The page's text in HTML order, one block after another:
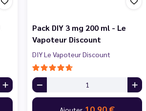
Pack DIY 3 mg 200 ml - Le
Vapoteur Discount
DIY Le Vapoteur Discount